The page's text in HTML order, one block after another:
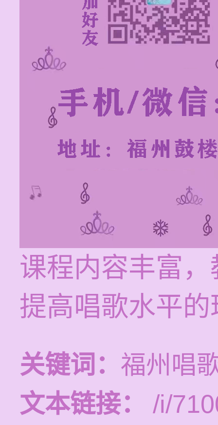
课程内容丰富
提高唱歌水平
关键词： 福州唱
文本链接：
/i/